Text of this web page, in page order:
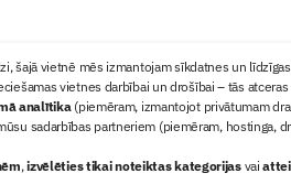
šajā vietnē mēs izmantojam sīkdatnes un
vietnes darbībai un drošībai – tās
analītika(piemēram, izmantojot privātumam
sadarbības partneriem (piemēram, hostinga,
,izvēlēties tikai noteiktas kategorijasvai